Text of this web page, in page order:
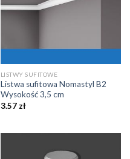
LISTWY SUFITOWE
Listwa sufitowa Nomastyl B2
Wysokość 3,5 cm
3.57 zł